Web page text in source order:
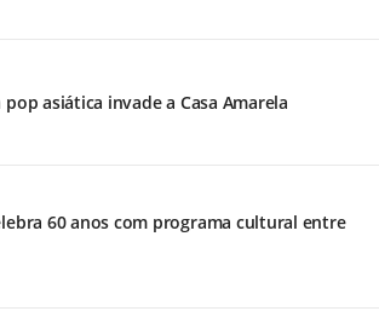
asiática invade a Casa Amarela
60 anos com programa cultural entre